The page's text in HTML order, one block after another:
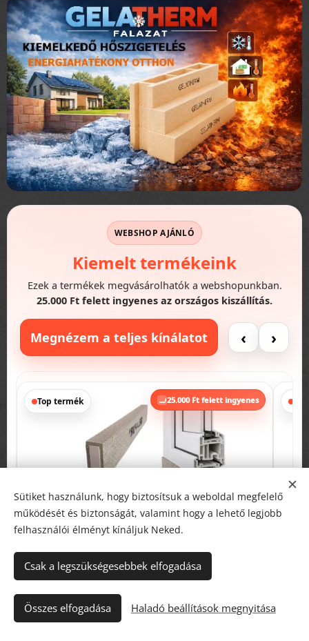
WEBSHOP AJÁNLÓ
Kiemelt termékeink
Ezek a termékek megvásárolhatók a webshopunkban.
25.000 Ft felett ingyenes az országos kiszállítás.
Megnézem a teljes kínálatot ‹ ›
Top termék 25.000 Ft felett ingyenes
Sütiket használunk, hogy biztosítsuk a weboldal megfelelő
működését és biztonságát, valamint hogy a lehető legjobb
felhasználói élményt kínáljuk Neked.
Csak a legszükségesebbek elfogadása
Összes elfogadása Haladó beállítások megnyitása